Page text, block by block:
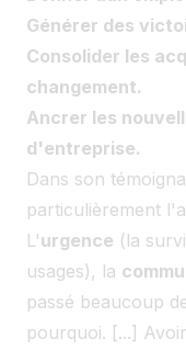
Générer des
Consolider les
changement.
Ancrer les
d'entreprise.
Dans son
particulièrement
L'urgence (la
usages), la
passé beaucoup
pourquoi. [...]